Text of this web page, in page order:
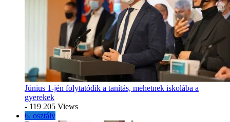
Június 1-jén folytatódik a tanítás, mehetnek iskolába a
gyerekek
- 119 205 Views
6. osztály